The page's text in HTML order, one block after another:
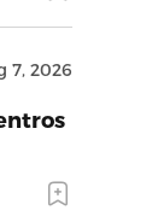
7, 2026